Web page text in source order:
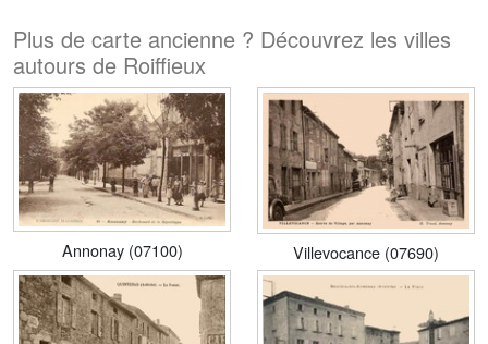
Plus de carte ancienne ? Découvrez les villes
autours de Roiffieux
Annonay (07100) Villevocance (07690)